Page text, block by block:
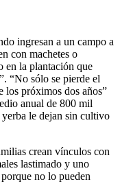
ingresan a un campo a
con machetes o
en la plantación que
“No sólo se pierde el
los próximos dos años”
anual de 800 mil
le dejan sin cultivo
crean vínculos con
lastimado y uno
no lo pueden